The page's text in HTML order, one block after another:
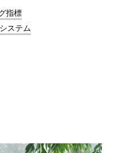
指標
ステム